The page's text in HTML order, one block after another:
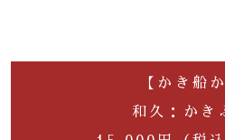
【かき船
和久：かき